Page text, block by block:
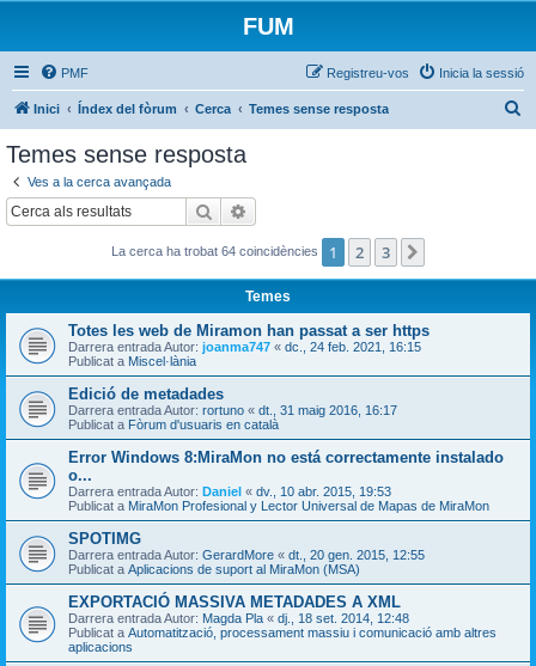
FUM
PMF Inicia la sessió
Registreu-vos
Inici Índex del fòrum Cerca Temes sense resposta
Temes sense resposta
Ves a la cerca avançada
Cerca
La cerca ha trobat 64 coincidències 1 2 3
Temes
Totes les web de Miramon han passat a ser https
Darrera entrada Autor: joanma747 « dc., 24 feb. 2021, 16:15
Publicat a Miscel·lània
Edició de metadades
Darrera entrada Autor: rortuno « dt., 31 maig 2016, 16:17
Publicat a Fòrum d'usuaris en català
Error Windows 8:MiraMon no está correctamente instalado
o...
Darrera entrada Autor: Daniel « dv., 10 abr. 2015, 19:53
Publicat a MiraMon Profesional y Lector Universal de Mapas de MiraMon
SPOTIMG
Darrera entrada Autor: GerardMore « dt., 20 gen. 2015, 12:55
Publicat a Aplicacions de suport al MiraMon (MSA)
EXPORTACIÓ MASSIVA METADADES A XML
Darrera entrada Autor: Magda Pla « dj., 18 set. 2014, 12:48
Publicat a Automatització, processament massiu i comunicació amb altres
aplicacions